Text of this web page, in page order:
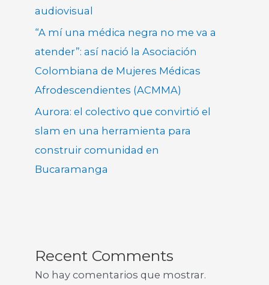
audiovisual
“A mí una médica negra no me va a
atender”: así nació la Asociación
Colombiana de Mujeres Médicas
Afrodescendientes (ACMMA)
Aurora: el colectivo que convirtió el
slam en una herramienta para
construir comunidad en
Bucaramanga
Recent Comments
No hay comentarios que mostrar.